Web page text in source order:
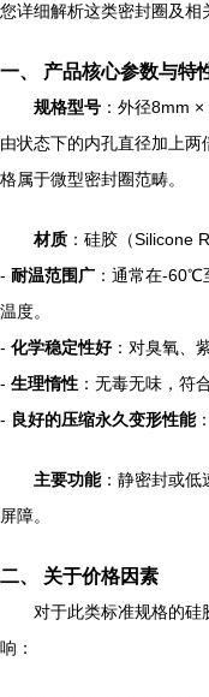
您详细解析这类密封圈及相
一、 产品核心参数与特
规格型号 ：外径8mm
由状态下的内孔直径加上两
格属于微型密封圈范畴。
材质 ：硅胶（Silicone
- 耐温范围广 ：通常在-
温度。
- 化学稳定性好：对臭氧、
- 生理惰性 ：无毒无味，符
- 良好的压缩永久变形性能
主要功能：静密封或低
屏障。
二、 关于价格因素
对于此类标准规格的
响：